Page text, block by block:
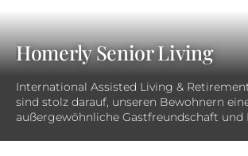
Homerly Senior Living
International Assisted Living &
sind stolz darauf, unseren Bewohnern
außergewöhnliche Gastfreundschaft und